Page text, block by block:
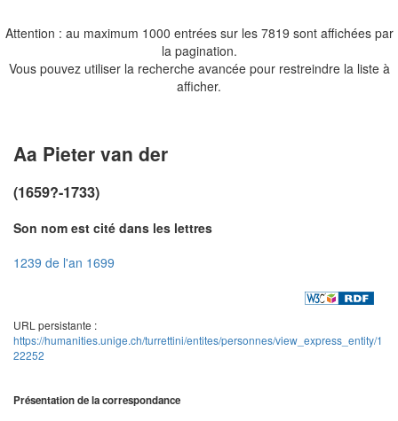
Attention : au maximum 1000 entrées sur les 7819 sont affichées par
la pagination.
Vous pouvez utiliser la recherche avancée pour restreindre la liste à
afficher.
Aa Pieter van der
(1659?-1733)
Son nom est cité dans les lettres
1239 de l'an 1699
URL persistante :
https://humanities.unige.ch/turrettini/entites/personnes/view_express_entity/1
22252
Présentation de la correspondance